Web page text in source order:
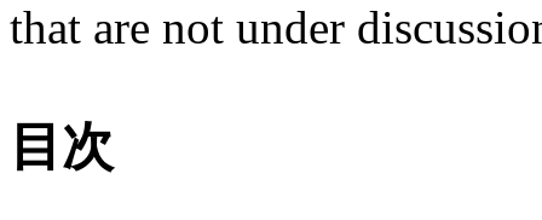
that are not under
目次